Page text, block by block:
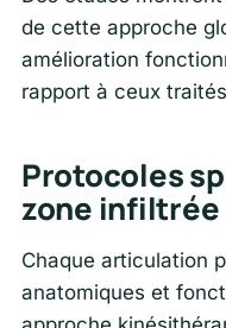
de cette approche
amélioration
rapport à ceux
Protocoles
zone infiltrée
Chaque articulation
anatomiques et